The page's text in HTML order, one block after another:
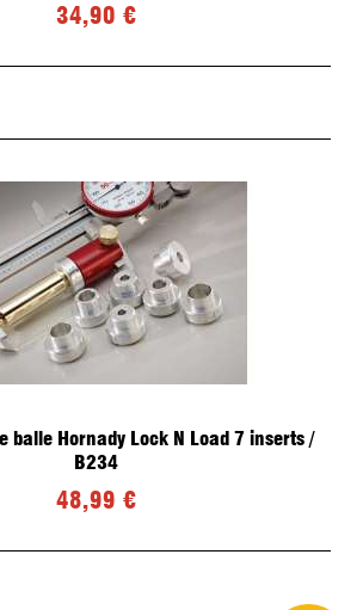
34,90 €
balle Hornady Lock N Load 7 inserts /
B234
48,99 €